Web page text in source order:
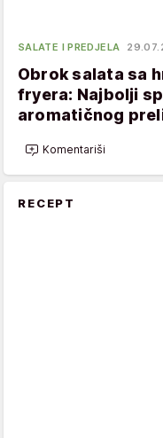
SALATE I PREDJELA
Obrok salata sa
fryera: Najbolji
aromatičnog
Komentariši
RECEPT